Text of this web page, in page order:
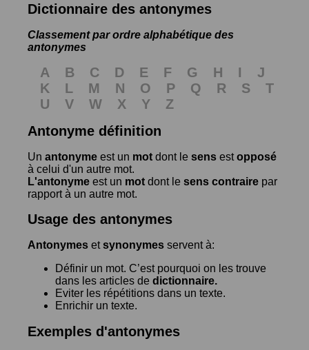
Dictionnaire des antonymes
Classement par ordre alphabétique des
antonymes
A B C D E F G H I
J
K
L M N O P Q R S
T
U
V W X Y
Z
Antonyme définition
Un antonyme est un mot dont le sens estopposé
à celui d'un autre mot.
L'antonyme est un mot dont le sens contraire par
rapport à un autre mot.
Usage des antonymes
Antonymes etsynonymes servent à:
Définir un mot. C’est pourquoi on les trouve
dans les articles de dictionnaire.
Eviter les répétitions dans un texte.
Enrichir un texte.
Exemples d'antonymes